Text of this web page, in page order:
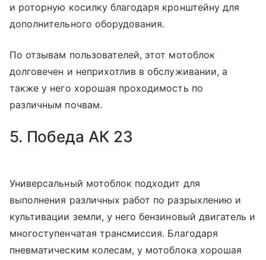
и роторную косилку благодаря кронштейну для
дополнительного оборудования.
По отзывам пользователей, этот мотоблок
долговечен и неприхотлив в обслуживании, а
также у него хорошая проходимость по
различным почвам.
5. Победа АК 23
Универсальный мотоблок подходит для
выполнения различных работ по разрыхлению и
культивации земли, у него бензиновый двигатель и
многоступенчатая трансмиссия. Благодаря
пневматическим колесам, у мотоблока хорошая